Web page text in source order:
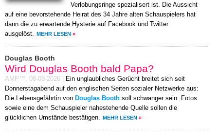
Verlobungsringe spezialisert ist. Die Aussicht
auf eine bevorstehende Heirat des 34 Jahre alten Schauspielers hat
dann die zu erwartende Hysterie auf Facebook und Twitter
ausgelöst.
MEHR LESEN »
Douglas Booth
Wird Douglas Booth bald Papa?
AMP™, 08-08-2026
Ein unglaubliches Gerücht breitet sich seit
Donnerstagabend auf den englischen Seiten sozialer Netzwerke aus:
Die Lebensgefährtin von Douglas Booth soll schwanger sein. Fotos
sowie eine dem Schauspieler nahestehende Quelle sollen die
glücklichen Umstände bestätigen.
MEHR LESEN »